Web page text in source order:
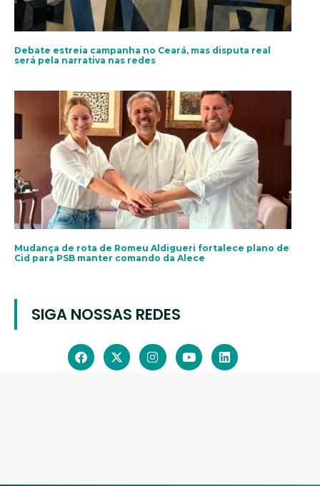
Debate estreia campanha no Ceará, mas disputa real
será pela narrativa nas redes
Mudança de rota de Romeu Aldigueri fortalece plano de
Cid para PSB manter comando da Alece
SIGA NOSSAS REDES